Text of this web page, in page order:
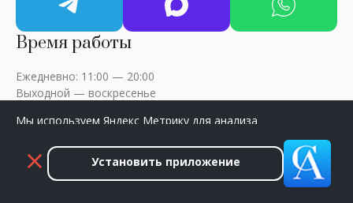
Время работы
Ежедневно: 11:00 — 20:00
Выходной — воскресенье
ART-CRITIC © 2018 - 2026 / Все права защищены
Установить приложение
Мы используем Яндекс Метрику для анализа
разрешить сбор данных.